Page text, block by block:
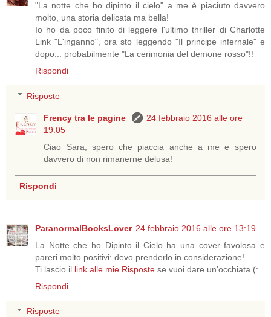
"La notte che ho dipinto il cielo" a me è piaciuto davvero
molto, una storia delicata ma bella!
Io ho da poco finito di leggere l'ultimo thriller di Charlotte
Link "L'inganno", ora sto leggendo "Il principe infernale" e
dopo... probabilmente "La cerimonia del demone rosso"!!
Rispondi
Risposte
Frency tra le pagine
24 febbraio 2016 alle ore
19:05
Ciao Sara, spero che piaccia anche a me e spero
davvero di non rimanerne delusa!
Rispondi
ParanormalBooksLover 24 febbraio 2016 alle ore 13:19
La Notte che ho Dipinto il Cielo ha una cover favolosa e
pareri molto positivi: devo prenderlo in considerazione!
Ti lascio il link alle mie Risposte se vuoi dare un'occhiata (:
Rispondi
Risposte